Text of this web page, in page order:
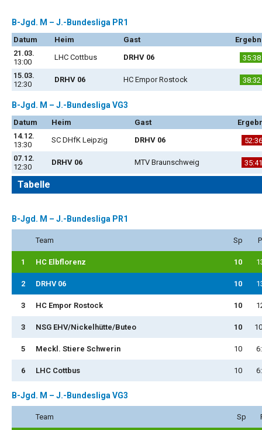
B-Jgd. M – J.-Bundesliga PR1
Datum Heim Gast
21.03.
13:00
LHC Cottbus DRHV 06
35:38
15.03.
12:30
DRHV 06 HC Empor Rostock 38:32
B-Jgd. M – J.-Bundesliga VG3
Datum Heim Gast
14.12.
13:30
SC DHfK Leipzig DRHV 06
52:36
07.12.
12:30
DRHV 06 MTV Braunschweig 35:41
Tabelle
B-Jgd. M – J.-Bundesliga PR1
Team Sp
1 HC Elbflorenz 10
2 DRHV 06 10
3 HC Empor Rostock 10
3 NSG EHV/Nickelhütte/Buteo 10
5 Meckl. Stiere Schwerin 10
6 LHC Cottbus 10
B-Jgd. M – J.-Bundesliga VG3
Team Sp